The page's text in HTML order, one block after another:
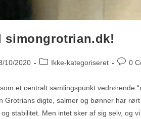
simongrotrian.dk!
10/2020 Ikke-kategoriseret 0
et centralt samlingspunkt vedrørende
Grotrians digte, salmer og bønner har
stabilitet. Men intet sker af sig selv,